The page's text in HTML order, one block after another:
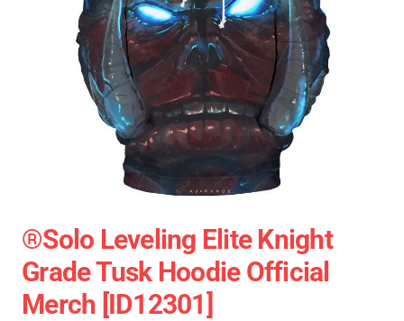
®Solo Leveling Elite Knight
Grade Tusk Hoodie Official
Merch [ID12301]